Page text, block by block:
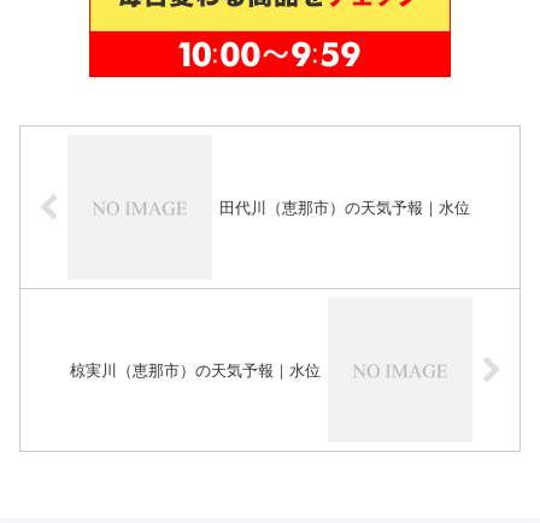
田代川（恵那市）の天気予報｜水位
椋実川（恵那市）の天気予報｜水位